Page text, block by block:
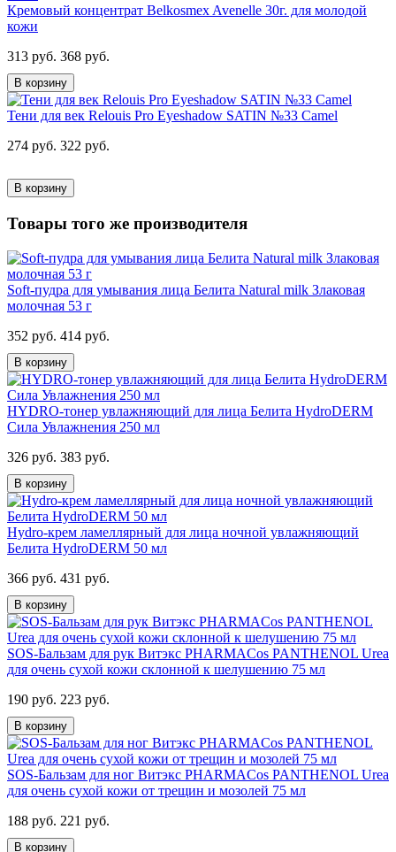
Кремовый концентрат Belkosmex Avenelle 30г. для молодой
кожи
313 руб. 368 руб.
В корзину
Тени для век Relouis Pro Eyeshadow SATIN №33 Camel
274 руб. 322 руб.
В корзину
Товары того же производителя
Soft-пудра для умывания лица Белита Natural milk Злаковая
молочная 53 г
352 руб. 414 руб.
В корзину
HYDRO-тонер увлажняющий для лица Белита HydroDERM
Сила Увлажнения 250 мл
326 руб. 383 руб.
В корзину
Hydro-крем ламеллярный для лица ночной увлажняющий
Белита HydroDERM 50 мл
366 руб. 431 руб.
В корзину
SOS-Бальзам для рук Витэкс PHARMACos PANTHENOL Urea
для очень сухой кожи склонной к шелушению 75 мл
190 руб. 223 руб.
В корзину
SOS-Бальзам для ног Витэкс PHARMACos PANTHENOL Urea
для очень сухой кожи от трещин и мозолей 75 мл
188 руб. 221 руб.
В корзину